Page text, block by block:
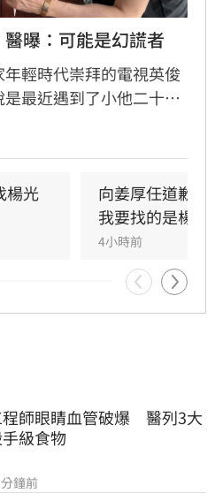
曝：可能是幻謊者
輕時代崇拜的電視英俊
最近遇到了小他二十幾
高興，後來發現那位真
是不是受騙上當了？
楊光
向姜厚任道歉
我要找的是楊光
4小時前
師眼睛血管破爆　醫列3大
級食物
鐘前